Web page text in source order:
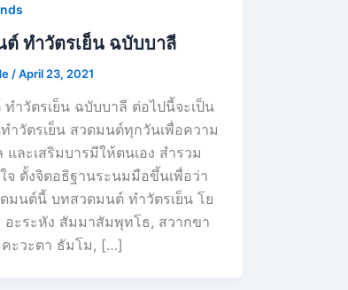
ทำวัตรเย็น ฉบับบาลี
/April 23, 2021
ำวัตรเย็น ฉบับบาลี ต่อไปนี้จะเป็น
ำวัตรเย็น สวดมนต์ทุกวันเพื่อความ
และเสริมบารมีให้ตนเอง สำรวม
จ ตั้งจิตอธิฐานระนมมือขึ้นเพื่อว่า
ดมนต์นี้ บทสวดมนต์ ทำวัตรเย็น โย
อะระหัง สัมมาสัมพุทโธ, สวากขา
คะวะตา ธัมโม, […]